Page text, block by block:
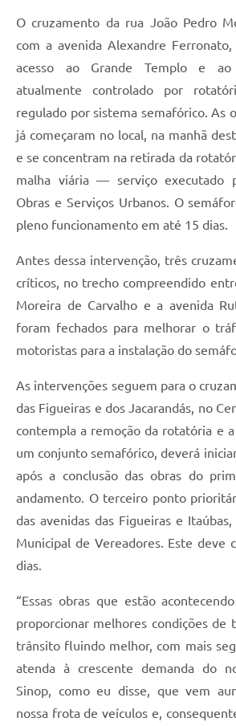
O cruzamento da rua João Pedro
com a avenida Alexandre
acesso ao Grande Templo e ao
atualmente controlado por
regulado por sistema semafórico. As
já começaram no local, na manhã
e se concentram na retirada da
malha viária — serviço executado
Obras e Serviços Urbanos. O
pleno funcionamento em até 15 dias.
Antes dessa intervenção, três
críticos, no trecho compreendido
Moreira de Carvalho e a avenida
foram fechados para melhorar o
motoristas para a instalação do
As intervenções seguem para o
das Figueiras e dos Jacarandás, no
contempla a remoção da rotatória e
um conjunto semafórico, deverá
após a conclusão das obras do
andamento. O terceiro ponto
das avenidas das Figueiras e
Municipal de Vereadores. Este deve
dias.
“Essas obras que estão
proporcionar melhores condições de
trânsito fluindo melhor, com mais
atenda à crescente demanda do
Sinop, como eu disse, que vem
nossa frota de veículos e,